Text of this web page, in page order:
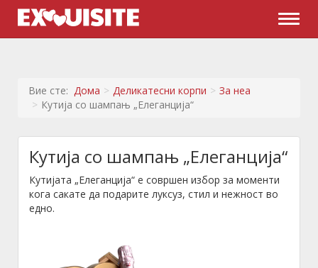
Вие сте: Дома Деликатесни корпи
За неа
Кутија со шампањ „Елеганција“
Кутија со шампањ „Елеганција“
Кутијата „Елеганција“ е совршен избор за моменти
кога сакате да подарите луксуз, стил и нежност во
едно.